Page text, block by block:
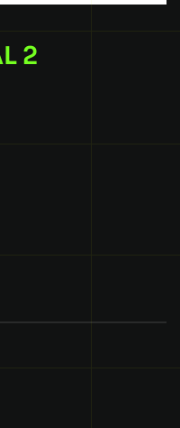
2